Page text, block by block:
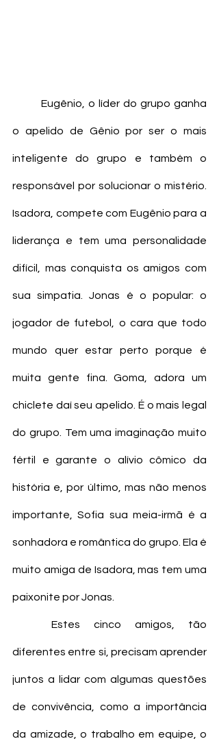
o apelido de Gênio por ser o mais
inteligente do grupo e também o
responsável por solucionar o mistério.
Isadora, compete com Eugênio para a
liderança e tem uma personalidade
difícil, mas conquista os amigos com
sua simpatia. Jonas é o popular: o
jogador de futebol, o cara que todo
mundo quer estar perto porque é
muita gente fina. Goma, adora um
chiclete daí seu apelido. É o mais legal
do grupo. Tem uma imaginação muito
fértil e garante o alívio cômico da
história e, por último, mas não menos
importante, Sofia sua meia-irmã é a
sonhadora e romântica do grupo. Ela é
muito amiga de Isadora, mas tem uma
paixonite por Jonas.
diferentes entre si, precisam aprender
juntos a lidar com algumas questões
de convivência, como a importância
da amizade, o trabalho em equipe, o